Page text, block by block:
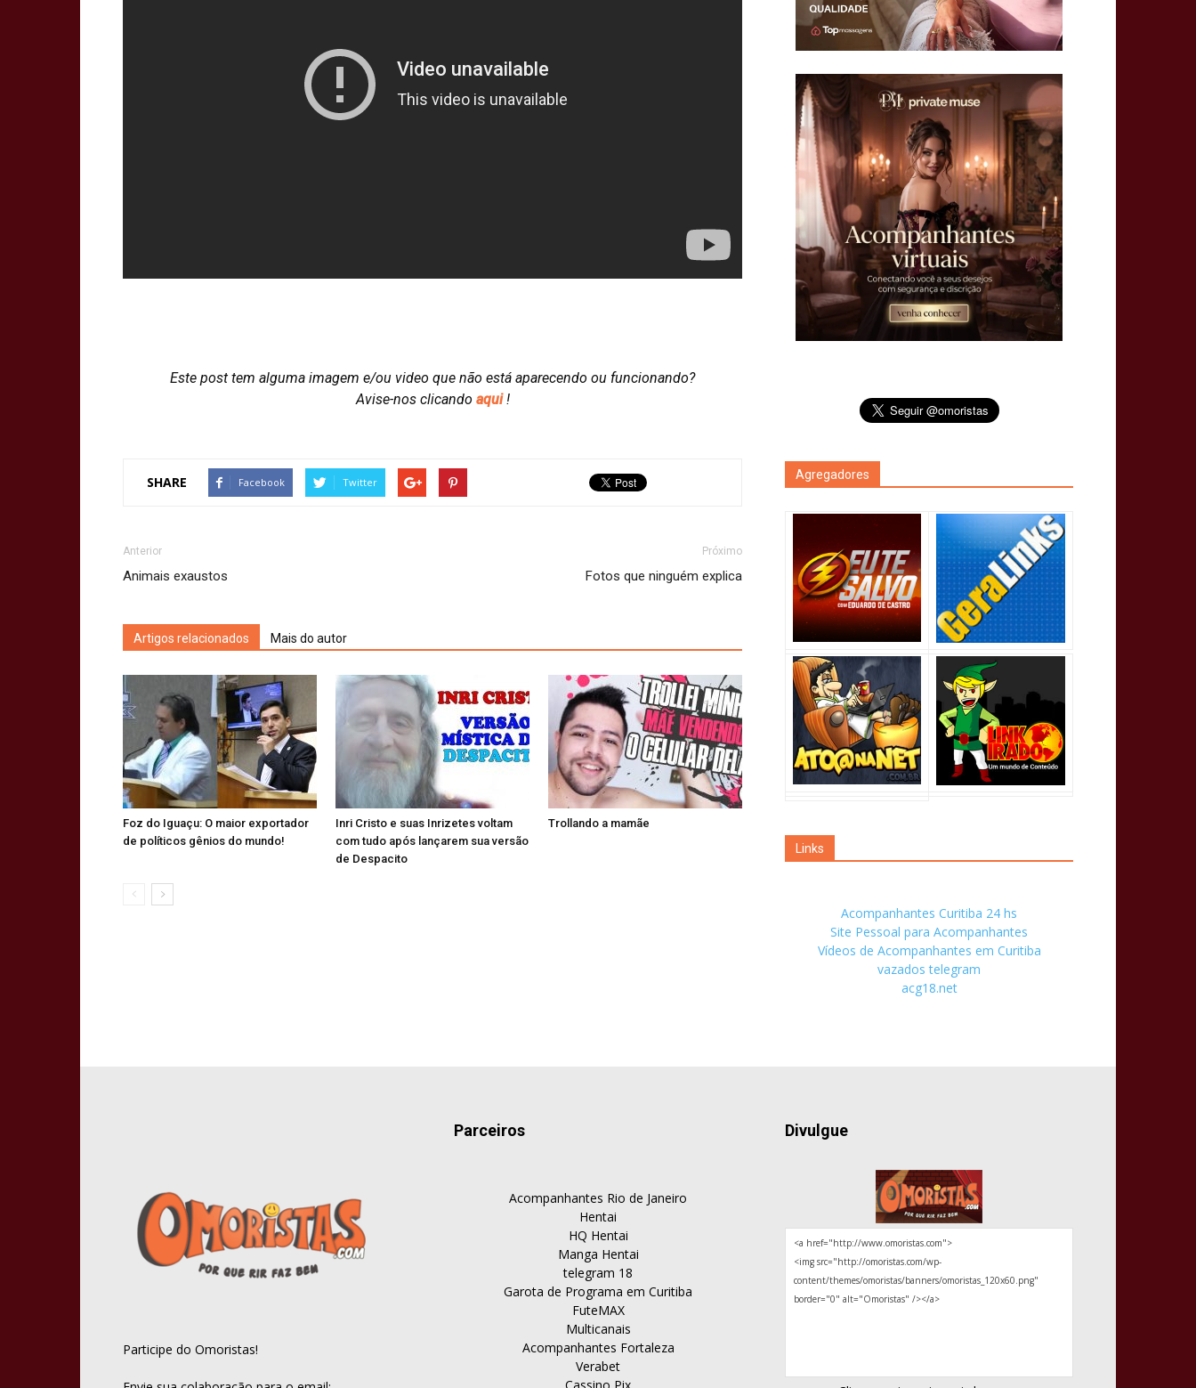
Este post tem alguma imagem e/ou video que não está aparecendo ou funcionando?
Avise-nos clicando aqui !
SHARE Facebook Twitter
Anterior
Animais exaustos
Próximo
Fotos que ninguém explica
Artigos relacionados Mais do autor
Foz do Iguaçu: O maior exportador
de políticos gênios do mundo!
Inri Cristo e suas Inrizetes voltam
com tudo após lançarem sua versão
de Despacito
Trollando a mamãe
Agregadores
Links
Acompanhantes Curitiba 24 hs
Site Pessoal para Acompanhantes
Vídeos de Acompanhantes em Curitiba
vazados telegram
acg18.net
Participe do Omoristas!
Parceiros
Acompanhantes Rio de Janeiro
Hentai
HQ Hentai
Manga Hentai
telegram 18
Garota de Programa em Curitiba
FuteMAX
Multicanais
Acompanhantes Fortaleza
Verabet
Divulgue